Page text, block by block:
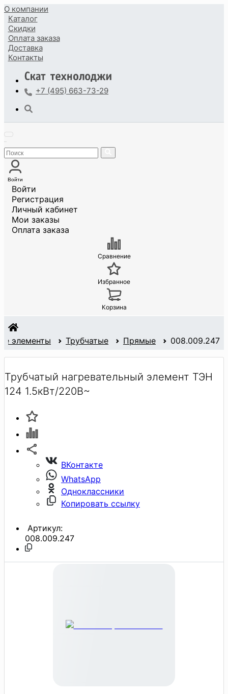
О компании
Каталог
Скидки
Оплата заказа
Доставка
Контакты
+7 (495) 663-73-29
Войти
Войти
Регистрация
Личный кабинет
Мои заказы
Оплата заказа
Сравнение
Избранное
Корзина
элементы Трубчатые Прямые 008.009.247
Трубчатый нагревательный элемент ТЭН
124 1.5кВт/220В~
ВКонтакте
WhatsApp
Одноклассники
Копировать ссылку
Артикул:
008.009.247